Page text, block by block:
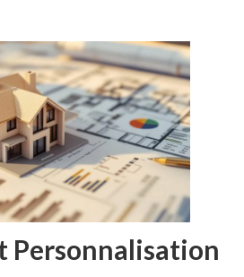
Personnalisation